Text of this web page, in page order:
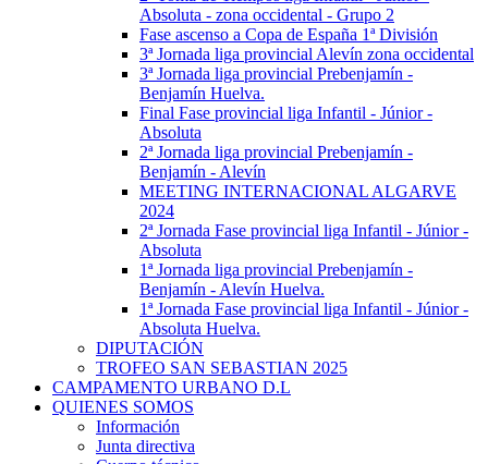
Absoluta - zona occidental - Grupo 2
Fase ascenso a Copa de España 1ª División
3ª Jornada liga provincial Alevín zona occidental
3ª Jornada liga provincial Prebenjamín -
Benjamín Huelva.
Final Fase provincial liga Infantil - Júnior -
Absoluta
2ª Jornada liga provincial Prebenjamín -
Benjamín - Alevín
MEETING INTERNACIONAL ALGARVE
2024
2ª Jornada Fase provincial liga Infantil - Júnior -
Absoluta
1ª Jornada liga provincial Prebenjamín -
Benjamín - Alevín Huelva.
1ª Jornada Fase provincial liga Infantil - Júnior -
Absoluta Huelva.
DIPUTACIÓN
TROFEO SAN SEBASTIAN 2025
CAMPAMENTO URBANO D.L
QUIENES SOMOS
Información
Junta directiva